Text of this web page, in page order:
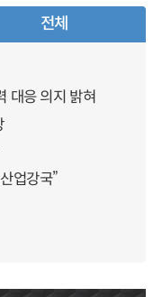
전체
대응 의지 밝혀
업강국”